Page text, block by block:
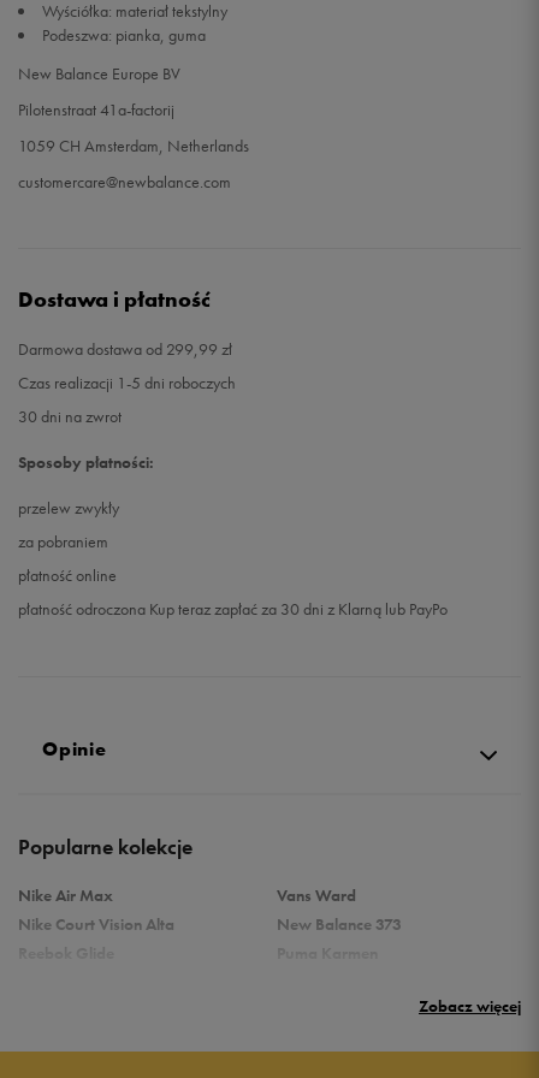
Wyściółka: materiał tekstylny
Podeszwa: pianka, guma
New Balance Europe BV
Pilotenstraat 41a-factorij
1059 CH Amsterdam, Netherlands
customercare@newbalance.com
Dostawa i płatność
Darmowa dostawa od 299,99 zł
Czas realizacji 1-5 dni roboczych
30 dni na zwrot
Sposoby płatności:
przelew zwykły
za pobraniem
płatność online
płatność odroczona Kup teraz zapłać za 30 dni z Klarną lub PayPo
Opinie
Popularne kolekcje
Nike Air Max
Nike Court Vision Alta
Vans Ward
New Balance 373
Zobacz więcej